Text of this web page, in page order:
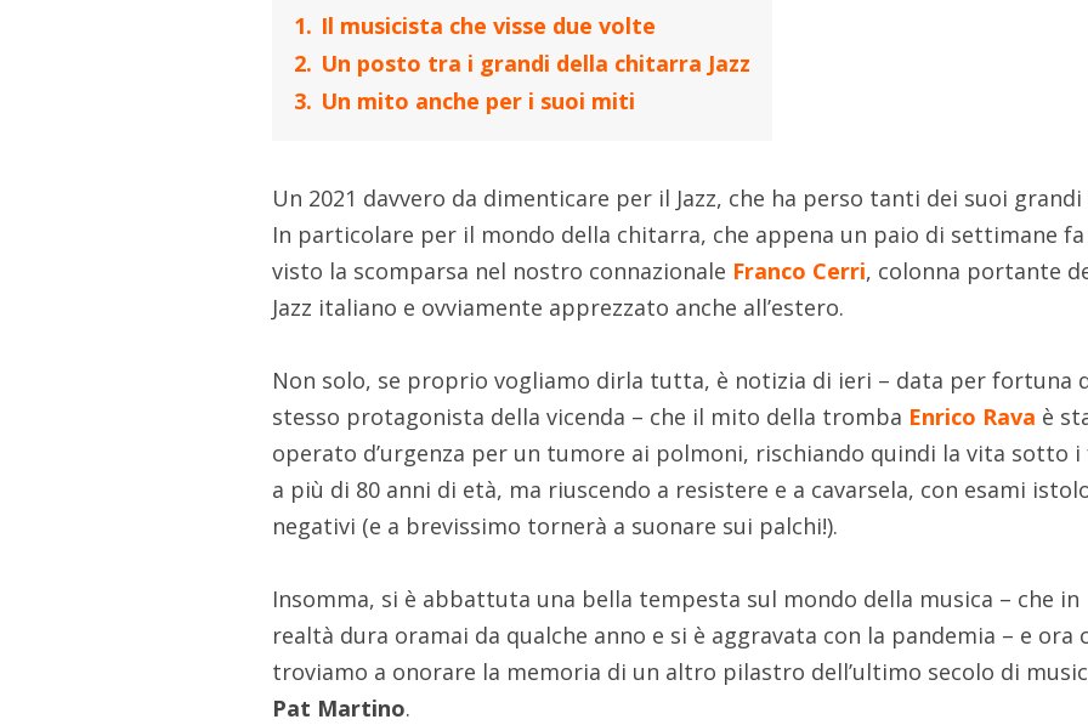
1. Il musicista che visse due volte
2. Un posto tra i grandi della chitarra Jazz
3. Un mito anche per i suoi miti
Un 2021 davvero da dimenticare per il Jazz, che ha perso tanti dei suoi
In particolare per il mondo della chitarra, che appena un paio di settimane
visto la scomparsa nel nostro connazionale Franco Cerri, colonna portante
Jazz italiano e ovviamente apprezzato anche all’estero.
Non solo, se proprio vogliamo dirla tutta, è notizia di ieri – data per fortuna
stesso protagonista della vicenda – che il mito della tromba Enrico Rava è
operato d’urgenza per un tumore ai polmoni, rischiando quindi la vita sotto
a più di 80 anni di età, ma riuscendo a resistere e a cavarsela, con esami
negativi (e a brevissimo tornerà a suonare sui palchi!).
Insomma, si è abbattuta una bella tempesta sul mondo della musica – che in
realtà dura oramai da qualche anno e si è aggravata con la pandemia – e ora
troviamo a onorare la memoria di un altro pilastro dell’ultimo secolo di
Pat Martino.